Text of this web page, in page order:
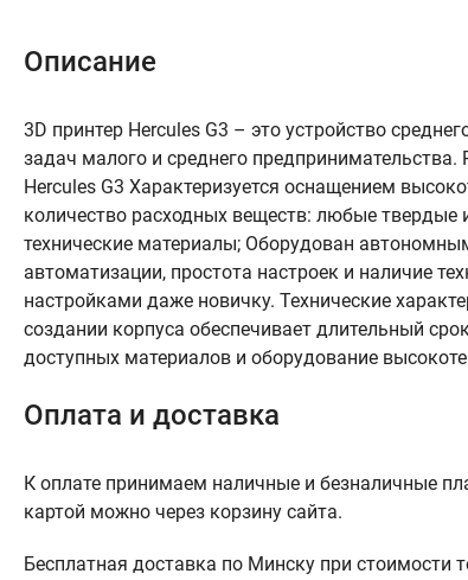
Описание
3D принтер Hercules G3 – это устройство
задач малого и среднего
Hercules G3 Характеризуется оснащением
количество расходных веществ: любые твердые
технические материалы; Оборудован
автоматизации, простота настроек и наличие
настройками даже новичку. Технические
создании корпуса обеспечивает длительный
доступных материалов и оборудование
Оплата и доставка
К оплате принимаем наличные и безналичные
картой можно через корзину сайта.
Бесплатная доставка по Минску при стоимости